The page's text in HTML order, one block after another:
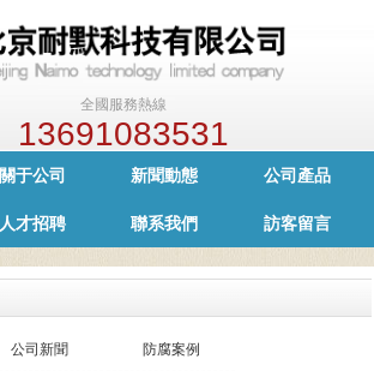
全國服務熱線
13691083531
關于公司 新聞動態 公司產品
人才招聘 聯系我們 訪客留言
公司新聞 防腐案例